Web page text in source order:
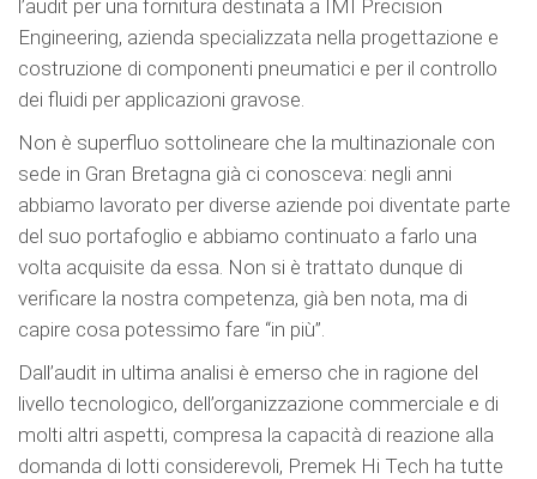
l’audit per una fornitura destinata a IMI Precision
Engineering, azienda specializzata nella progettazione e
costruzione di componenti pneumatici e per il controllo
dei fluidi per applicazioni gravose.
Non è superfluo sottolineare che la multinazionale con
sede in Gran Bretagna già ci conosceva: negli anni
abbiamo lavorato per diverse aziende poi diventate parte
del suo portafoglio e abbiamo continuato a farlo una
volta acquisite da essa. Non si è trattato dunque di
verificare la nostra competenza, già ben nota, ma di
capire cosa potessimo fare “in più”.
Dall’audit in ultima analisi è emerso che in ragione del
livello tecnologico, dell’organizzazione commerciale e di
molti altri aspetti, compresa la capacità di reazione alla
domanda di lotti considerevoli, Premek Hi Tech ha tutte